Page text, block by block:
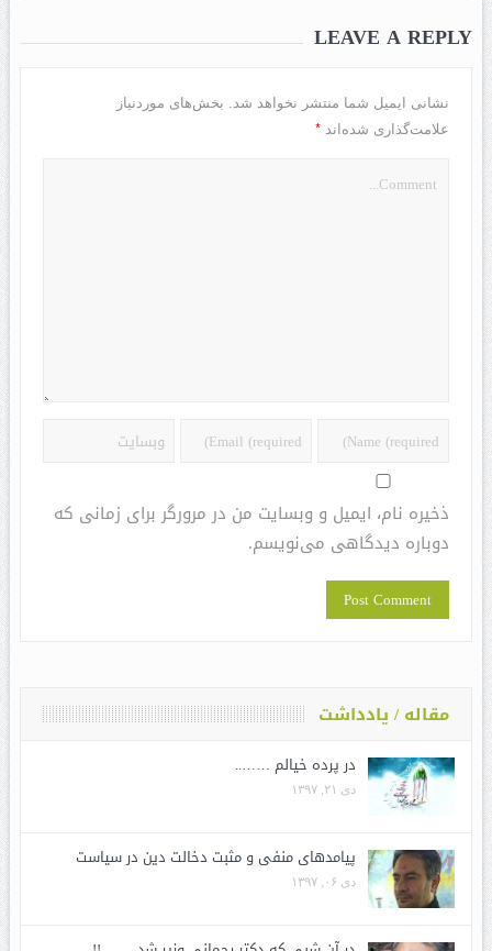
LEAVE A REPLY
نشانی ایمیل شما منتشر نخواهد شد. بخش‌های موردنیاز
علامت‌گذاری شده‌اند *
ذخیره نام، ایمیل و وبسایت من در مرورگر برای زمانی که
دوباره دیدگاهی می‌نویسم.
مقاله / یادداشت
در پرده خیالم ……..
دی ۲۱, ۱۳۹۷
پیامدهای منفی و مثبت دخالت دین در سیاست
دی ۰۶, ۱۳۹۷